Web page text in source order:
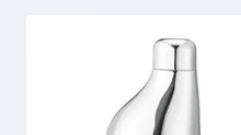
СПЕЦИЙ
НА 2026
ГОД